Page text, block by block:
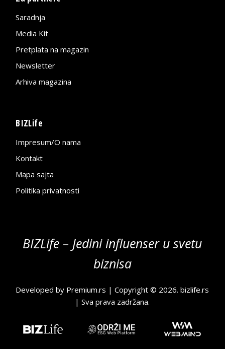
Saradnja
Media Kit
Pretplata na magazin
Newsletter
Arhiva magazina
BIZLife
Impresum/O nama
Kontakt
Mapa sajta
Politika privatnosti
BIZLife – Jedini influenser u svetu
biznisa
Developed by Premium.rs | Copyright © 2026.bizlife.rs
| Sva prava zadržana.